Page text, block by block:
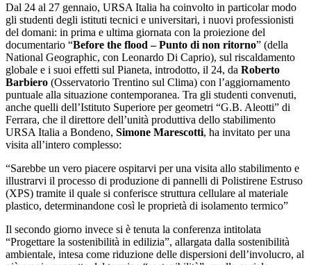
Dal 24 al 27 gennaio, URSA Italia ha coinvolto in particolar modo
gli studenti degli istituti tecnici e universitari, i nuovi professionisti
del domani: in prima e ultima giornata con la proiezione del
documentario “Before the flood – Punto di non ritorno” (della
National Geographic, con Leonardo Di Caprio), sul riscaldamento
globale e i suoi effetti sul Pianeta, introdotto, il 24, da Roberto
Barbiero (Osservatorio Trentino sul Clima) con l’aggiornamento
puntuale alla situazione contemporanea. Tra gli studenti convenuti,
anche quelli dell’Istituto Superiore per geometri “G.B. Aleotti” di
Ferrara, che il direttore dell’unità produttiva dello stabilimento
URSA Italia a Bondeno, Simone Marescotti, ha invitato per una
visita all’intero complesso:
“Sarebbe un vero piacere ospitarvi per una visita allo stabilimento e
illustrarvi il processo di produzione di pannelli di Polistirene Estruso
(XPS) tramite il quale si conferisce struttura cellulare al materiale
plastico, determinandone così le proprietà di isolamento termico”
Il secondo giorno invece si è tenuta la conferenza intitolata
“Progettare la sostenibilità in edilizia”, allargata dalla sostenibilità
ambientale, intesa come riduzione delle dispersioni dell’involucro, al